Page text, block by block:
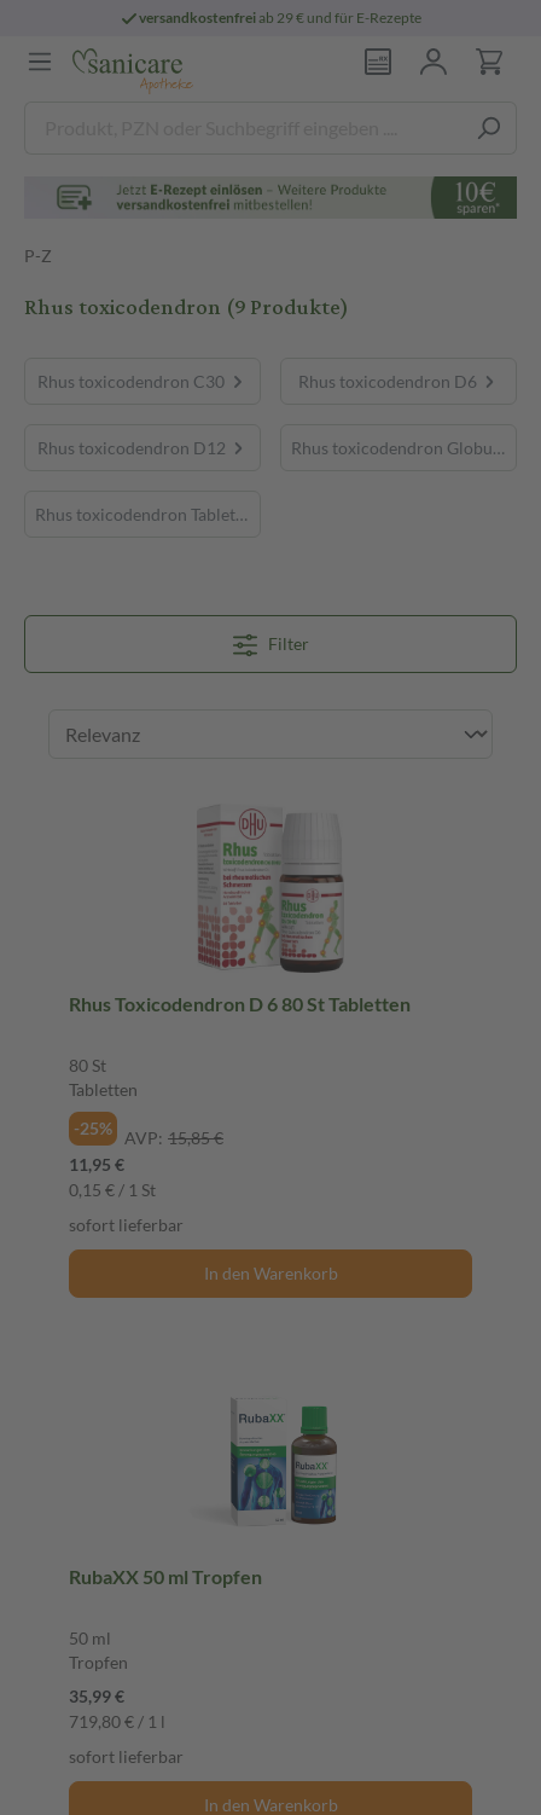
versandkostenfreiab 29 € und für E-Rezepte
P-Z
Rhus toxicodendron (9 Produkte)
Rhus toxicodendron C30 Rhus toxicodendron D6
Rhus toxicodendron D12 Rhus toxicodendron Globuli
Rhus toxicodendron Tabletten
Filter
Rhus Toxicodendron D 6 80 St Tabletten
80 St
Tabletten
-25%
AVP: 15,85 €
11,95 €
0,15 € / 1 St
sofort lieferbar
In den Warenkorb
RubaXX 50 ml Tropfen
50 ml
Tropfen
35,99 €
719,80 € / 1 l
sofort lieferbar
In den Warenkorb